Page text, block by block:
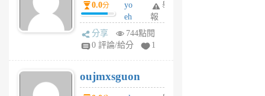
m
v
A
V
個
月
0.0分
yo
eh
ld
gy
個
月
舉
報
分享
744點閱
0 評論/給分
1
oujmxsguon